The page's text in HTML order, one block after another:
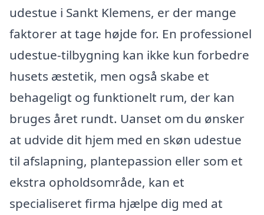
udestue i Sankt Klemens, er der mange
faktorer at tage højde for. En professionel
udestue-tilbygning kan ikke kun forbedre
husets æstetik, men også skabe et
behageligt og funktionelt rum, der kan
bruges året rundt. Uanset om du ønsker
at udvide dit hjem med en skøn udestue
til afslapning, plantepassion eller som et
ekstra opholdsområde, kan et
specialiseret firma hjælpe dig med at